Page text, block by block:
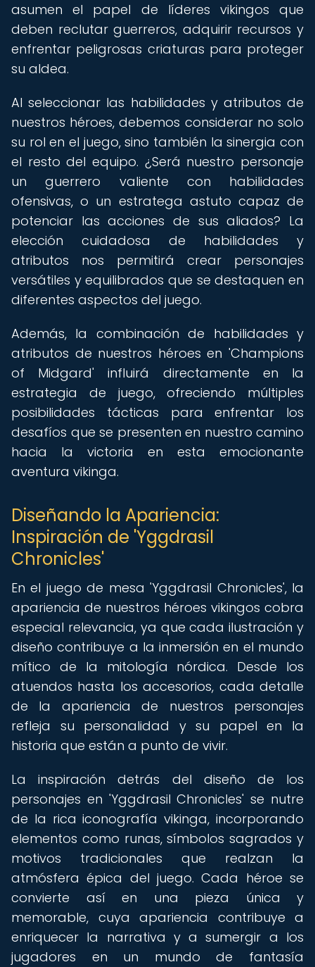
asumen el papel de líderes vikingos que
deben reclutar guerreros, adquirir recursos y
enfrentar peligrosas criaturas para proteger
su aldea.
Al seleccionar las habilidades y atributos de
nuestros héroes, debemos considerar no solo
su rol en el juego, sino también la sinergia con
el resto del equipo. ¿Será nuestro personaje
un guerrero valiente con habilidades
ofensivas, o un estratega astuto capaz de
potenciar las acciones de sus aliados? La
elección cuidadosa de habilidades y
atributos nos permitirá crear personajes
versátiles y equilibrados que se destaquen en
diferentes aspectos del juego.
Además, la combinación de habilidades y
atributos de nuestros héroes en 'Champions
of Midgard' influirá directamente en la
estrategia de juego, ofreciendo múltiples
posibilidades tácticas para enfrentar los
desafíos que se presenten en nuestro camino
hacia la victoria en esta emocionante
aventura vikinga.
Diseñando la Apariencia:
Inspiración de 'Yggdrasil
Chronicles'
En el juego de mesa 'Yggdrasil Chronicles', la
apariencia de nuestros héroes vikingos cobra
especial relevancia, ya que cada ilustración y
diseño contribuye a la inmersión en el mundo
mítico de la mitología nórdica. Desde los
atuendos hasta los accesorios, cada detalle
de la apariencia de nuestros personajes
refleja su personalidad y su papel en la
historia que están a punto de vivir.
La inspiración detrás del diseño de los
personajes en 'Yggdrasil Chronicles' se nutre
de la rica iconografía vikinga, incorporando
elementos como runas, símbolos sagrados y
motivos tradicionales que realzan la
atmósfera épica del juego. Cada héroe se
convierte así en una pieza única y
memorable, cuya apariencia contribuye a
enriquecer la narrativa y a sumergir a los
jugadores en un mundo de fantasía